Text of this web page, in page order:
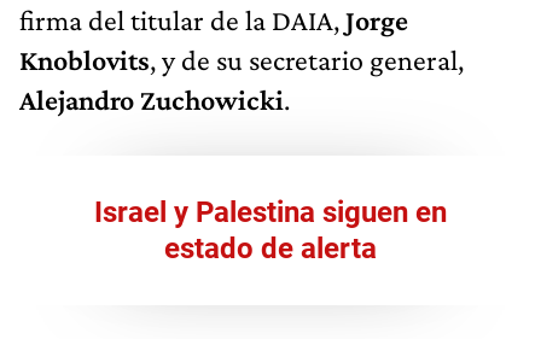
firma del titular de la DAIA,Jorge
Knoblovits, y de su secretario general,
Alejandro Zuchowicki.
Israel y Palestina siguen en
estado de alerta